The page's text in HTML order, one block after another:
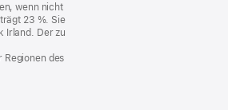
wenn nicht
23 %. Sie
Irland. Der zu
des